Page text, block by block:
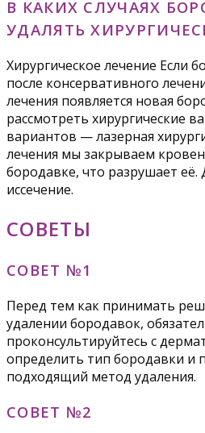
В КАКИХ СЛУЧАЯХ
УДАЛЯТЬ
Хирургическое лечение Если
после консервативного
лечения появляется новая
рассмотреть хирургические
вариантов — лазерная
лечения мы закрываем
бородавке, что разрушает
иссечение.
СОВЕТЫ
СОВЕТ №1
Перед тем как принимать
удалении бородавок,
проконсультируйтесь с
определить тип бородавки и
подходящий метод удаления.
СОВЕТ №2